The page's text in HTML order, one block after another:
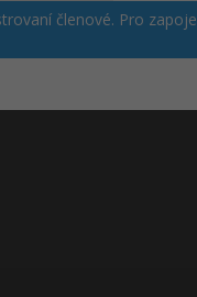
členové. Pro